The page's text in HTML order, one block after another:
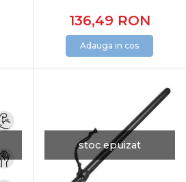
136,49 RON
Adauga in cos
stoc epuizat